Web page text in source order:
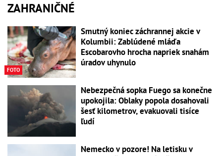
ZAHRANIČNÉ
FOTO
Smutný koniec záchrannej akcie v
Kolumbii: Zablúdené mláďa
Escobarovho hrocha napriek snahám
úradov uhynulo
Nebezpečná sopka Fuego sa konečne
upokojila: Oblaky popola dosahovali
šesť kilometrov, evakuovali tisíce
ľudí
Nemecko v pozore! Na letisku v